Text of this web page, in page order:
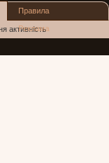
активність
Правила
Реклама